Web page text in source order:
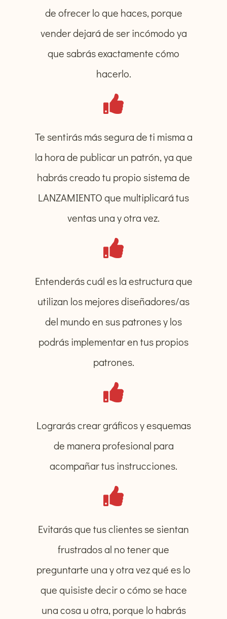
de ofrecer lo que haces, porque
vender dejará de ser incómodo ya
que sabrás exactamente cómo
hacerlo.
Te sentirás más segura de ti misma a
la hora de publicar un patrón, ya que
habrás creado tu propio sistema de
LANZAMIENTO que multiplicará tus
ventas una y otra vez.
Entenderás cuál es la estructura que
utilizan los mejores diseñadores/as
del mundo en sus patrones y los
podrás implementar en tus propios
patrones.
Lograrás crear gráficos y esquemas
de manera profesional para
acompañar tus instrucciones.
Evitarás que tus clientes se sientan
frustrados al no tener que
preguntarte una y otra vez qué es lo
que quisiste decir o cómo se hace
una cosa u otra, porque lo habrás